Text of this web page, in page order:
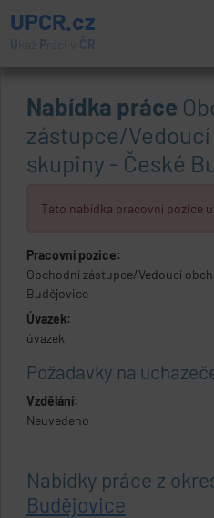
UPCR.cz
U kaž Práci v ČR
Nabídka práce
zástupce/
skupiny - České
Tato nabídka pracovní pozice
Pracovní pozice:
Obchodní zástupce/Vedoucí
Budějovice
Úvazek:
úvazek
Požadavky na
Vzdělání:
Neuvedeno
Nabídky práce z
Budějovice